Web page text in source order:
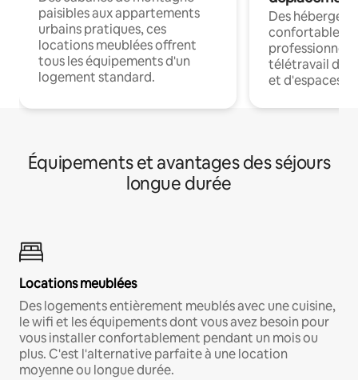
paisibles aux appartements
urbains pratiques, ces
locations meublées offrent
tous les équipements d'un
logement standard.
Des
confortables
professionnels
télétravail
et d'espaces
Équipements et avantages des séjours
longue durée
Locations meublées
Des logements entièrement meublés avec une cuisine,
le wifi et les équipements dont vous avez besoin pour
vous installer confortablement pendant un mois ou
plus. C'est l'alternative parfaite à une location
moyenne ou longue durée.